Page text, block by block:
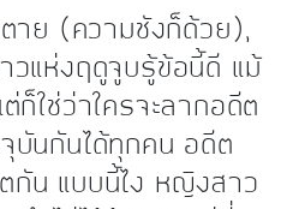
ย (ความชังก็ด้วย),
วแห่งฤดูจูบรู้ข้อนี้ดี แม้
ก็ใช่ว่าใครจะลากอดีต
บันกันได้ทุกคน อดีต
กัน แบบนี้ไง หญิงสาว